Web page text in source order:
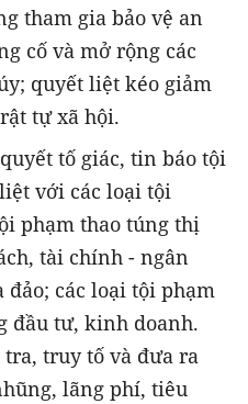
tham gia bảo vệ an
cố và mở rộng các
quyết liệt kéo giảm
tự xã hội.
tố giác, tin báo tội
với các loại tội
phạm thao túng thị
tài chính - ngân
các loại tội phạm
đầu tư, kinh doanh.
truy tố và đưa ra
lãng phí, tiêu